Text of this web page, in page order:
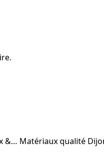
&… Matériaux qualité